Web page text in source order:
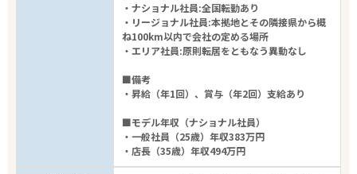
・ナショナル社員:全国転勤あり
・リージョナル社員:本拠地とその隣接県から概
ね100km以内で会社の定める場所
・エリア社員:原則転居をともなう異動なし
■備考
・昇給（年1回）、賞与（年2回）支給あり
■モデル年収（ナショナル社員）
・一般社員（25歳）年収383万円
・店長（35歳）年収494万円